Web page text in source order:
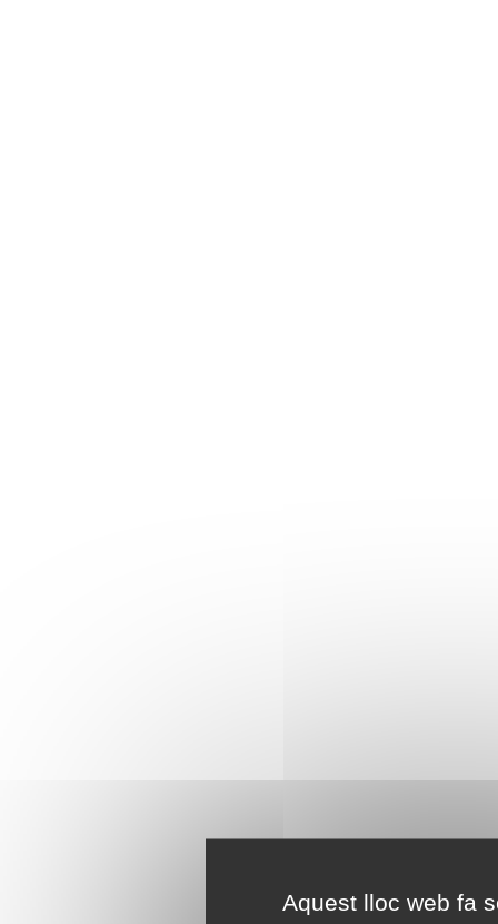
Aquest lloc web fa